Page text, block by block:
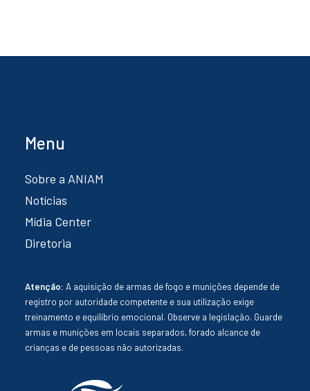
Menu
Sobre a ANIAM
Notícias
Mídia Center
Diretoria
Atenção: A aquisição de armas de fogo e munições depende de
registro por autoridade competente e sua utilização exige
treinamento e equilíbrio emocional. Observe a legislação. Guarde
armas e munições em locais separados, forado alcance de
crianças e de pessoas não autorizadas.